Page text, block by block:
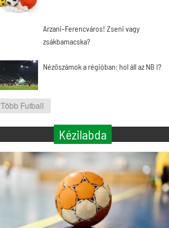
Arzani-Ferencváros! Zseni vagy
zsákbamacska?
Nézőszámok a régióban: hol áll az NB I?
Több Futball
Kézilabda